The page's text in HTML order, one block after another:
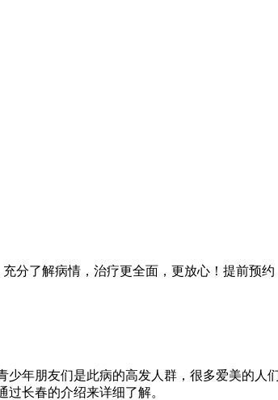
：来济看病，谨防医托，小心受骗！
分了解病情，治疗更全面，更放心！提前预约
年朋友们是此病的高发人群，很多爱美的
长春的介绍来详细了解。